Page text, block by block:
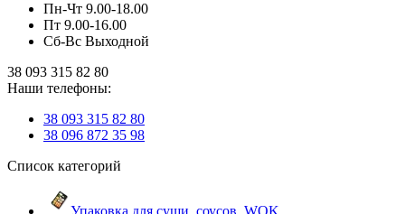
Пн-Чт 9.00-18.00
Пт 9.00-16.00
Сб-Вс Выходной
38 093 315 82 80
Наши телефоны:
38 093 315 82 80
38 096 872 35 98
Список категорий
Упаковка для суши, соусов, WOK